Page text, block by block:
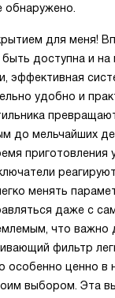
обнаружено.
для меня!
доступна и
эффективная
удобно и
до мельчайших
приготовления
менять
даже с
что важно
фильтр
особенно ценно в
выбором. Эта